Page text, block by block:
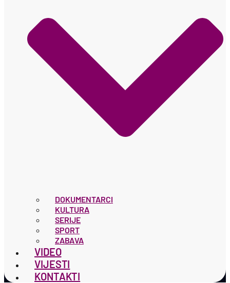
DOKUMENTARCI
KULTURA
SERIJE
SPORT
ZABAVA
VIDEO
VIJESTI
KONTAKTI